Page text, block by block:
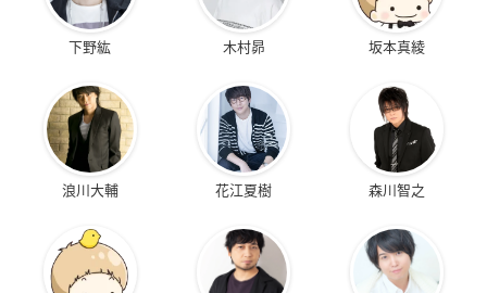
下野紘 木村昴 坂本真綾
浪川大輔 花江夏樹 森川智之